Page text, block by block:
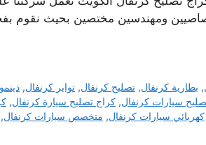
ومهندسين مختصين بحيث نقوم
, بطارية كرنفال,تصليح كرنفال,تواير كرنفال,
سيارات كرنفال, كراج تصليح سيارة كرنفال,
كهربائي سيارات كرنفال, متخصص سيارات كرنفال,